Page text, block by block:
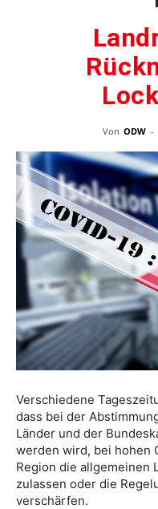
Von ODW -
Verschiedene
dass bei der
Länder und der
werden wird, bei hohen
Region die allgemeinen
zulassen oder die
verschärfen.